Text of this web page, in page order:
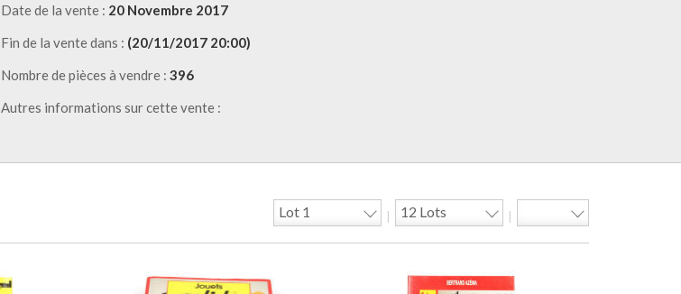
Date de la vente : 20 Novembre 2017
Fin de la vente dans : (20/11/2017 20:00)
Nombre de pièces à vendre : 396
Autres informations sur cette vente :